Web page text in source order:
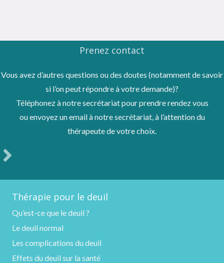
Prenez contact
Vous avez d’autres questions ou des doutes (notamment de savoir
si l’on peut répondre à votre demande)?
Téléphonez à notre secrétariat pour prendre rendez vous
ou envoyez un email à notre secrétariat, à l’attention du
thérapeute de votre choix.
Thérapie pour le deuil
Qu’est-ce que le deuil ?
Le deuil normal
Les complications du deuil
Effets du deuil sur la santé